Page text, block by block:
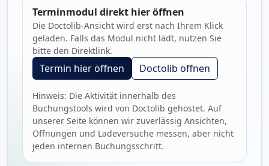
Terminmodul direkt hier öffnen
Die Doctolib-Ansicht wird erst nach Ihrem Klick
geladen. Falls das Modul nicht lädt, nutzen Sie
bitte den Direktlink.
Termin hier öffnen Doctolib öffnen
Hinweis: Die Aktivität innerhalb des
Buchungstools wird von Doctolib gehostet. Auf
unserer Seite können wir zuverlässig Ansichten,
Öffnungen und Ladeversuche messen, aber nicht
jeden internen Buchungsschritt.